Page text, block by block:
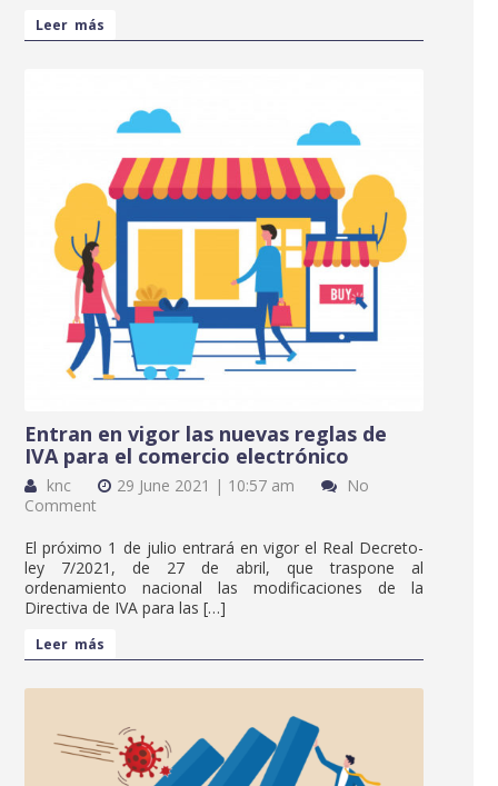
Leer más
Entran en vigor las nuevas reglas de
IVA para el comercio electrónico
knc 29 June 2021 | 10:57 am
No
Comment
El próximo 1 de julio entrará en vigor el Real Decreto-
ley 7/2021, de 27 de abril, que traspone al
ordenamiento nacional las modificaciones de la
Directiva de IVA para las […]
Leer más